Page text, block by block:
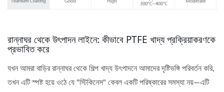
রান্নাঘর থেকে উৎপাদন লাইনে: কীভাবে PTFE খাদ্য প্রক্রিয়াকরণকে
প্রভাবিত করে
যখন আমরা বাড়ির রান্নাঘর থেকে শিল্প খাদ্য উৎপাদনে আমাদের দৃষ্টিভঙ্গি পরিবর্তন করি,
তখন এটি স্পষ্ট হয়ে ওঠে যে "স্টিকিনেস" কেবল একটি পরিষ্কারের সমস্যা নয়—এটি